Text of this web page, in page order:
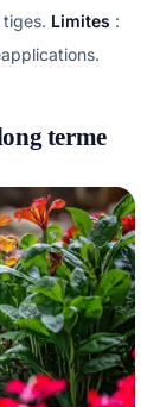
tiges. Limites :
terme